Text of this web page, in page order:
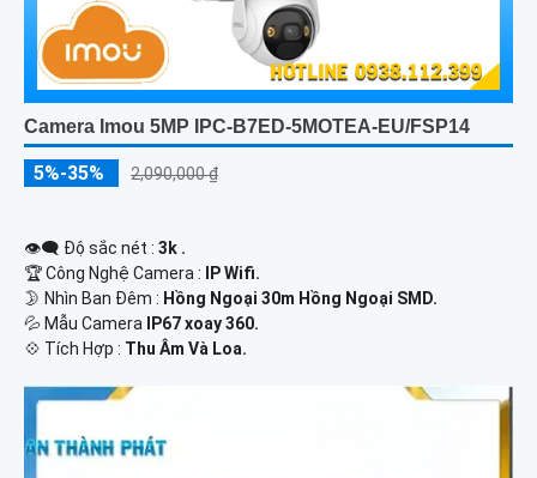
Camera Imou 5MP IPC-B7ED-5MOTEA-EU/FSP14
5%-35% 2,090,000 ₫
👁️‍🗨 Độ sắc nét : 3k .
🏆 Công Nghệ Camera :
IP Wifi.
🌛 Nhìn Ban Đêm : Hồng Ngoại 30m Hồng Ngoại SMD.
💦 Mẫu Camera
IP67 xoay 360.
️💠 Tích Hợp : Thu Âm Và Loa.